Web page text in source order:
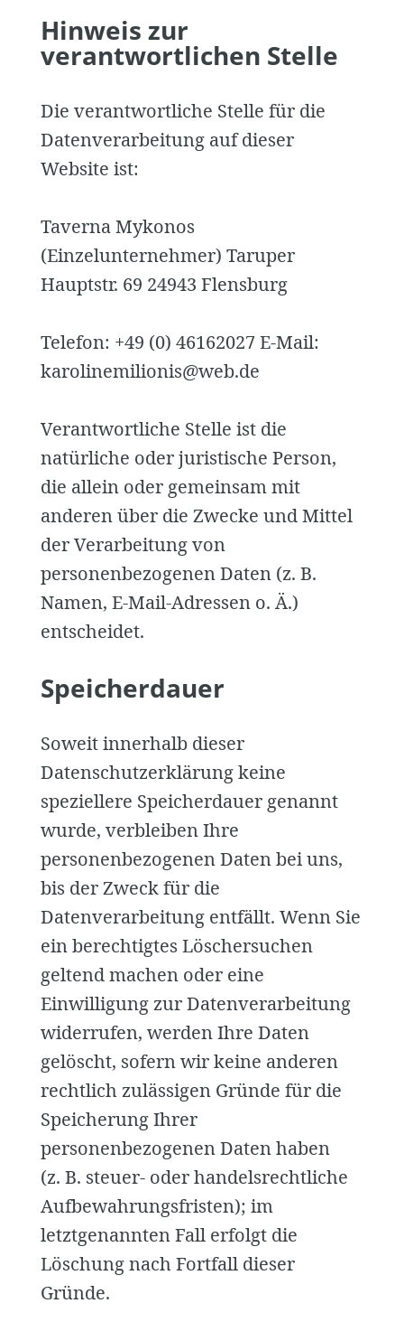
Hinweis zur
verantwortlichen Stelle
Die verantwortliche Stelle für die
Datenverarbeitung auf dieser
Website ist:
Taverna Mykonos
(Einzelunternehmer) Taruper
Hauptstr. 69 24943 Flensburg
Telefon: +49 (0) 46162027 E-Mail:
karolinemilionis@web.de
Verantwortliche Stelle ist die
natürliche oder juristische Person,
die allein oder gemeinsam mit
anderen über die Zwecke und Mittel
der Verarbeitung von
personenbezogenen Daten (z. B.
Namen, E-Mail-Adressen o. Ä.)
entscheidet.
Speicherdauer
Soweit innerhalb dieser
Datenschutzerklärung keine
speziellere Speicherdauer genannt
wurde, verbleiben Ihre
personenbezogenen Daten bei uns,
bis der Zweck für die
Datenverarbeitung entfällt. Wenn Sie
ein berechtigtes Löschersuchen
geltend machen oder eine
Einwilligung zur Datenverarbeitung
widerrufen, werden Ihre Daten
gelöscht, sofern wir keine anderen
rechtlich zulässigen Gründe für die
Speicherung Ihrer
personenbezogenen Daten haben
(z. B. steuer- oder handelsrechtliche
Aufbewahrungsfristen); im
letztgenannten Fall erfolgt die
Löschung nach Fortfall dieser
Gründe.